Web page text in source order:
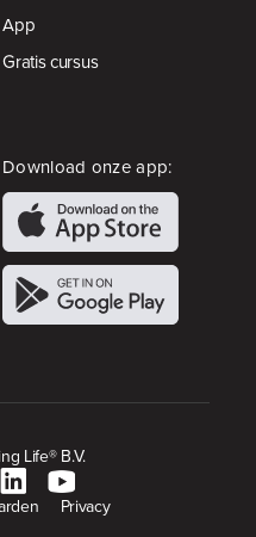
App
Gratis cursus
Download onze app:
Life® B.V.
Privacy